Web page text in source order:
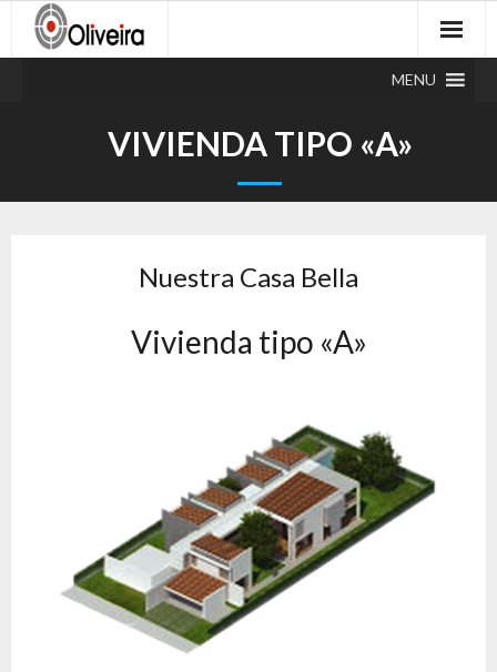
MENU
VIVIENDA TIPO «A»
Nuestra Casa Bella
Vivienda tipo «A»